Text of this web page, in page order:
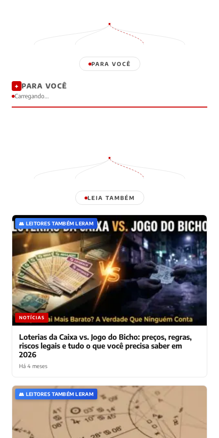
Há 4 meses
hahaha, Câncer precisa decidir com equilíbrio, é bem
isso mesmo!!!
❤️ 12
Virgem precisa ter controle e planejamento... eu sou
bagunceiro, socorro!!!!
ES Edvaldo Santos Há 4 meses
hmmm, Libra fala de decisões importantes, mas e
quem não sabe fazer isso???
❤️ 9 💬 Responder
E ElianaHá 4 meses
eu sou escorpiano e o mistério me atrai mto, mas
será que é sempre bom???
CS Cleidiane dos Santos
gente, pessoas de Gêmeos têm realmente mta sorte
❤️ 9💬 Responder
André CostaHá 4 meses
Sagitário parece ter um dia leve, mas e qdo as coisas
ficam pesadas???
PARA VOCÊ
✦ PARA VOCÊ
Carregando...
LEIA TAMBÉM
👥 LEITORES TAMBÉM LERAM
NOTÍCIAS
Loterias da Caixa vs. Jogo do Bicho: preços, regras,
riscos legais e tudo o que você precisa saber em
2026
Há 4 meses
👥 LEITORES TAMBÉM LERAM